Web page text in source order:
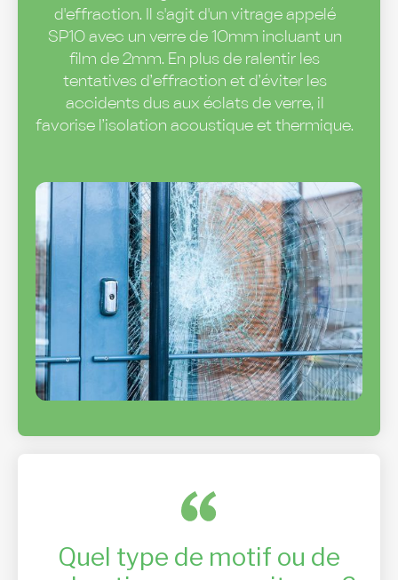
d'effraction. Il s'agit d'un vitrage appelé
SP10 avec un verre de 10mm incluant un
film de 2mm. En plus de ralentir les
tentatives d’effraction et d’éviter les
accidents dus aux éclats de verre, il
favorise l’isolation acoustique et thermique.
Quel type de motif ou de